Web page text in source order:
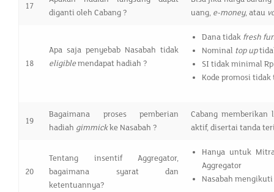
17
diganti oleh Cabang ?
uang, e-money, atau
18
Apa saja penyebab Nasabah tidak
eligiblemendapat hadiah ?
Dana tidak fresh
Nominal top up
SI tidak minimal
Kode promosi
19
Bagaimana proses pemberian
hadiah gimmickke Nasabah ?
Cabang memberikan
aktif, disertai tanda
20
Tentang insentif Aggregator,
bagaimana syarat dan
ketentuannya?
Hanya untuk
Aggregator
Nasabah